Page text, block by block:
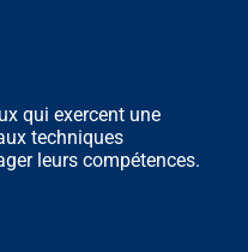
qui exercent une
techniques
leurs compétences.